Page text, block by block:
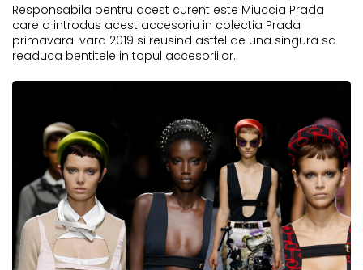
Responsabila pentru acest curent este Miuccia Prada
care a introdus acest accesoriu in colectia Prada
primavara-vara 2019 si reusind astfel de una singura sa
readuca bentitele in topul accesoriilor.